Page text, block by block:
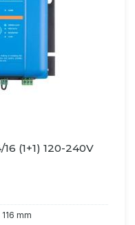
(1+1) 120-240V
mm